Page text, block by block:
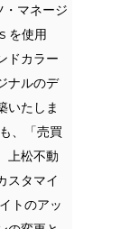
・マネージ
を使用
ドカラー
ナルのデ
いたしま
、「売買
上松不動
スタマイ
トのアッ